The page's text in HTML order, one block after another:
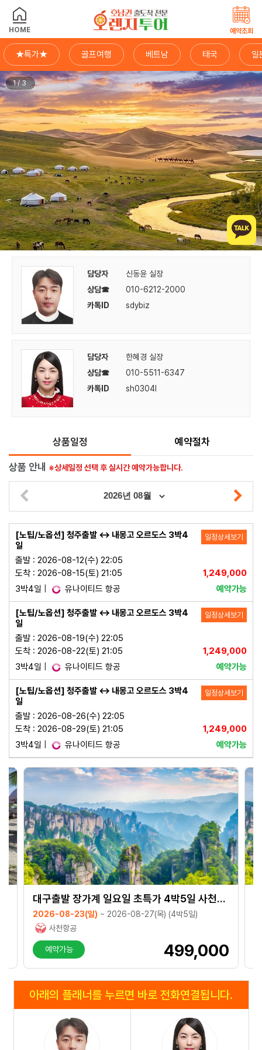
HOME 예약조회
★특가★ 골프여행 베트남 태국 일
1/3
담당자
신동윤 실장
상담☎
010-6212-2000
카톡ID
sdybiz
담당자
한혜경 실장
상담☎
010-5511-6347
카톡ID
sh0304l
상품일정 예약절차
상품 안내 ※상세일정 선택 후 실시간 예약가능합니다.
[노팁/노옵션] 청주출발 ↔ 내몽고 오르도스 3박4
일
출발 : 2026-08-12(수) 22:05
도착 : 2026-08-15(토) 21:05
1,249,000
3박4일
유나이티드 항공 예약가능
일정상세보기
[노팁/노옵션] 청주출발 ↔ 내몽고 오르도스 3박4
일
출발 : 2026-08-19(수) 22:05
도착 : 2026-08-22(토) 21:05
1,249,000
3박4일
유나이티드 항공 예약가능
일정상세보기
[노팁/노옵션] 청주출발 ↔ 내몽고 오르도스 3박4
일
출발 : 2026-08-26(수) 22:05
도착 : 2026-08-29(토) 21:05
1,249,000
3박4일
유나이티드 항공 예약가능
일정상세보기
대구출발 장가계 일요일 초특가 4박5일 사천항공
2026-08-23(일) ~ 2026-08-27(목) (4박5일)
사천항공
예약가능 499,000
아래의 플래너를 누르면 바로 전화연결됩니다.